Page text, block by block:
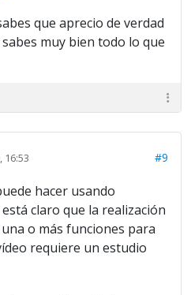
que aprecio de verdad
muy bien todo lo que
16:53 #9
hacer usando
claro que la realización
o más funciones para
requiere un estudio